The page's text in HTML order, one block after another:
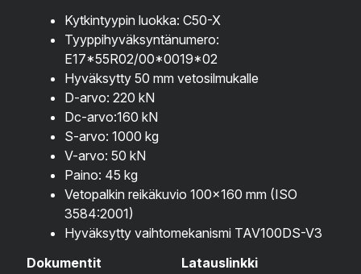
Kytkintyypin luokka: C50-X
Tyyppihyväksyntänumero:
E17*55R02/00*0019*02
Hyväksytty 50 mm vetosilmukalle
D-arvo: 220 kN
Dc-arvo:160 kN
S-arvo: 1000 kg
V-arvo: 50 kN
Paino: 45 kg
Vetopalkin reikäkuvio 100×160 mm (ISO
3584:2001)
Hyväksytty vaihtomekanismi TAV100DS-V3
Dokumentit
Latauslinkki